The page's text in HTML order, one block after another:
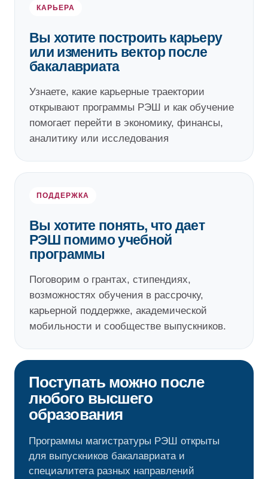
КАРЬЕРА
Вы хотите построить карьеру
или изменить вектор после
бакалавриата
Узнаете, какие карьерные траектории
открывают программы РЭШ и как обучение
помогает перейти в экономику, финансы,
аналитику или исследования
ПОДДЕРЖКА
Вы хотите понять, что дает
РЭШ помимо учебной
программы
Поговорим о грантах, стипендиях,
возможностях обучения в рассрочку,
карьерной поддержке, академической
мобильности и сообществе выпускников.
Поступать можно после
любого высшего
образования
Программы магистратуры РЭШ открыты
для выпускников бакалавриата и
специалитета разных направлений